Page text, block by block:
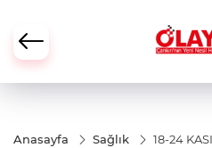
Anasayfa Sağlık
18-24 KASIM